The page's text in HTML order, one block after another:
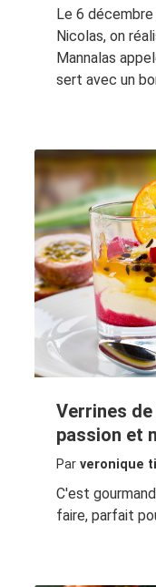
Le 6
Nicolas, on
Mannalas
sert avec un
Verrines
passion et
Par veronique
C'est
faire, parfait